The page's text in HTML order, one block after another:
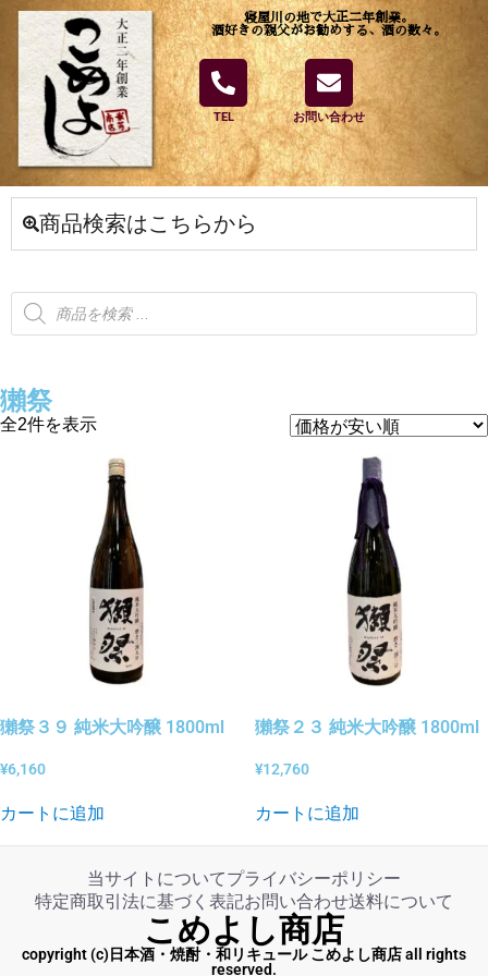
寝屋川の地で大正二年創業。
酒好きの親父がお勧めする、酒の数々。
TEL お問い合わせ
商品検索はこちらから
獺祭
全2件を表示
獺祭３９ 純米大吟醸 1800ml
¥6,160
カートに追加
獺祭２３ 純米大吟醸 1800ml
¥12,760
カートに追加
当サイトについてプライバシーポリシー
特定商取引法に基づく表記お問い合わせ送料について
こめよし商店
copyright (c)日本酒・焼酎・和リキュール こめよし商店 all rights
reserved.